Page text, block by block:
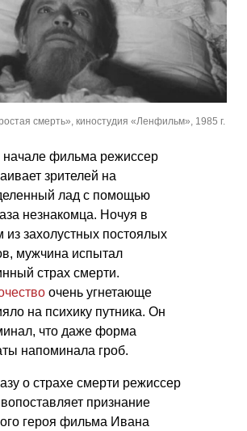
смерть», киностудия «Ленфильм», 1985 г.
начале фильма режиссер
зрителей на
лад с помощью
незнакомца. Ночуя в
из захолустных постоялых
мужчина испытал
страх смерти.
очень угнетающе
на психику путника. Он
что даже форма
напоминала гроб.
о страхе смерти режиссер
признание
героя фильма Ивана